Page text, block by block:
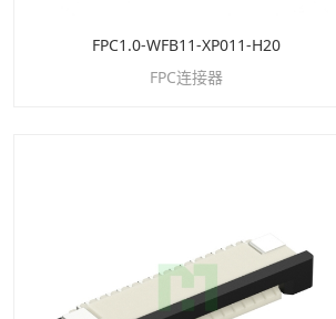
FPC1.0-WFB11-XP011-H20
FPC连接器